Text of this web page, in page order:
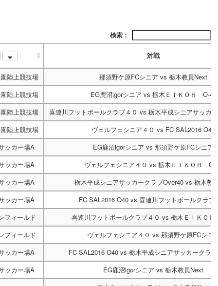
検索：
対戦
陸上競技場 那須野ケ原FCシニア vs 栃木教員Next
陸上競技場 EG鹿沼lgorシニア vs 栃木ＥＩＫＯＨ O-40
陸上競技場 喜連川フットボールクラブ４０ vs 栃木平成シニアサッカ
陸上競技場 ヴェルフェシニア４０ vs FC SAL2016 O40
ッカー場A EG鹿沼lgorシニア vs 那須野ケ原FCシニア
ッカー場A ヴェルフェシニア４０ vs 栃木ＥＩＫＯＨ O-
ッカー場A 栃木平成シニアサッカークラブOver40vs 栃木教
ッカー場A FC SAL2016 O40 vs 喜連川フットボールクラブ
フィールド 喜連川フットボールクラブ４０ vs 栃木ＥＩＫＯ
フィールド ヴェルフェシニア４０ vs 那須野ケ原FCシニ
ッカー場A FC SAL2016 O40 vs 栃木平成シニアサッカークラ
ッカー場A EG鹿沼lgorシニア vs 栃木教員Next